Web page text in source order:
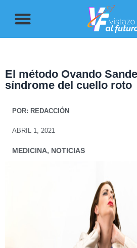
El método Ovando
síndrome del cuello roto
POR: REDACCIÓN
ABRIL 1, 2021
MEDICINA, NOTICIAS